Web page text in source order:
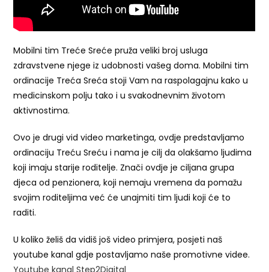
Mobilni tim Treće Sreće pruža veliki broj usluga
zdravstvene njege iz udobnosti vašeg doma. Mobilni tim
ordinacije Treća Sreća stoji Vam na raspolagajnu kako u
medicinskom polju tako i u svakodnevnim životom
aktivnostima.
Ovo je drugi vid video marketinga, ovdje predstavljamo
ordinaciju Treću Sreću i nama je cilj da olakšamo ljudima
koji imaju starije roditelje. Znači ovdje je ciljana grupa
djeca od penzionera, koji nemaju vremena da pomažu
svojim roditeljima već će unajmiti tim ljudi koji će to
raditi.
U koliko želiš da vidiš još video primjera, posjeti naš
youtube kanal gdje postavljamo naše promotivne videe.
Youtube kanal Step2Digital